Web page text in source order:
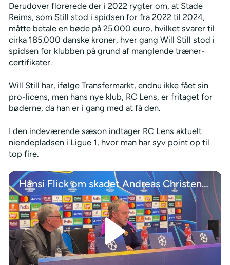
Derudover florerede der i 2022 rygter om, at Stade
Reims, som Still stod i spidsen for fra 2022 til 2024,
måtte betale en bøde på 25.000 euro, hvilket svarer til
cirka 185.000 danske kroner, hver gang Will Still stod i
spidsen for klubben på grund af manglende træner-
certifikater.
Will Still har, ifølge Transfermarkt, endnu ikke fået sin
pro-licens, men hans nye klub, RC Lens, er fritaget for
bøderne, da han er i gang med at få den.
I den indeværende sæson indtager RC Lens aktuelt
niendepladsen i Ligue 1, hvor man har syv point op til
top fire.
Hansi Flick om skadet Andreas Christensen: Han er på rette vej